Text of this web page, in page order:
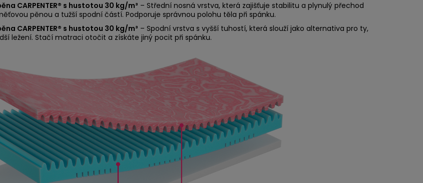
CARPENTER® s hustotou 30 kg/m³ – Střední nosná vrstva, která zajišťuje stabilitu a plynulý přechod
pěnou a tužší spodní částí. Podporuje správnou polohu těla při spánku.
CARPENTER® s hustotou 30 kg/m³ – Spodní vrstva s vyšší tuhostí, která slouží jako alternativa pro ty,
ležení. Stačí matraci otočit a získáte jiný pocit při spánku.